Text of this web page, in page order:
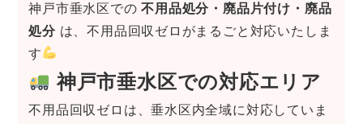
神戸市垂水区での不用品処分・廃品片付け・廃品
処分 は、不用品回収ゼロがまるごと対応いたしま
す
神戸市垂水区での対応エリア
不用品回収ゼロは、垂水区内全域に対応していま